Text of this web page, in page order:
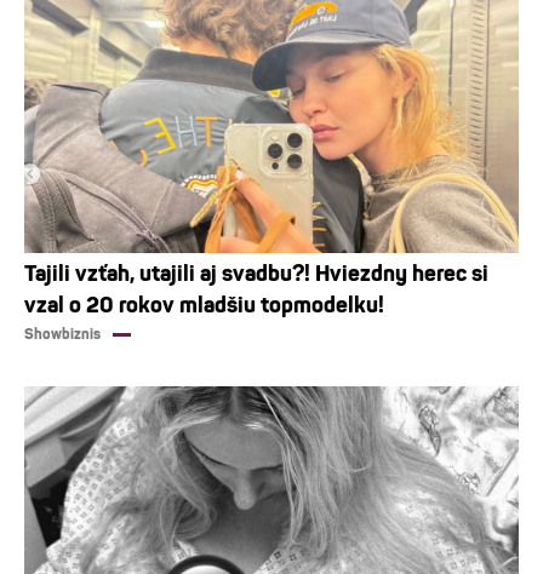
Tajili vzťah, utajili aj svadbu?! Hviezdny herec si
vzal o 20 rokov mladšiu topmodelku!
Showbiznis